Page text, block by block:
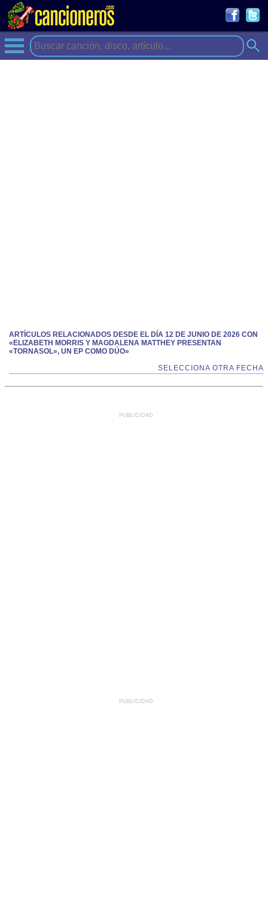
ARTÍCULOS RELACIONADOS DESDE EL DÍA 12 DE JUNIO DE 2026 CON
«ELIZABETH MORRIS Y MAGDALENA MATTHEY PRESENTAN
«TORNASOL», UN EP COMO DÚO»
SELECCIONA OTRA FECHA
PUBLICIDAD
PUBLICIDAD